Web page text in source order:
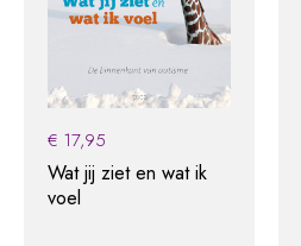
€ 17,95
Wat jij ziet en wat ik
voel